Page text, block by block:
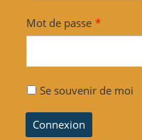
Mot de passe *
Se souvenir de moi